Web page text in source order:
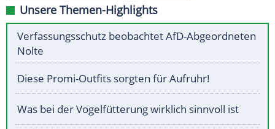
Unsere Themen-Highlights
Verfassungsschutz beobachtet AfD-Abgeordneten
Nolte
Diese Promi-Outfits sorgten für Aufruhr!
Was bei der Vogelfütterung wirklich sinnvoll ist